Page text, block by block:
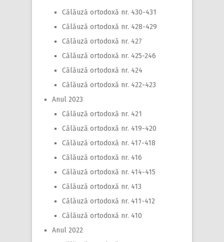
Călăuză ortodoxă nr. 430-431
Călăuză ortodoxă nr. 428-429
Călăuză ortodoxă nr. 427
Călăuză ortodoxă nr. 425-246
Călăuză ortodoxă nr. 424
Călăuză ortodoxă nr. 422-423
Anul 2023
Călăuză ortodoxă nr. 421
Călăuză ortodoxă nr. 419-420
Călăuză ortodoxă nr. 417-418
Călăuză ortodoxă nr. 416
Călăuză ortodoxă nr. 414-415
Călăuză ortodoxă nr. 413
Călăuză ortodoxă nr. 411-412
Călăuză ortodoxă nr. 410
Anul 2022